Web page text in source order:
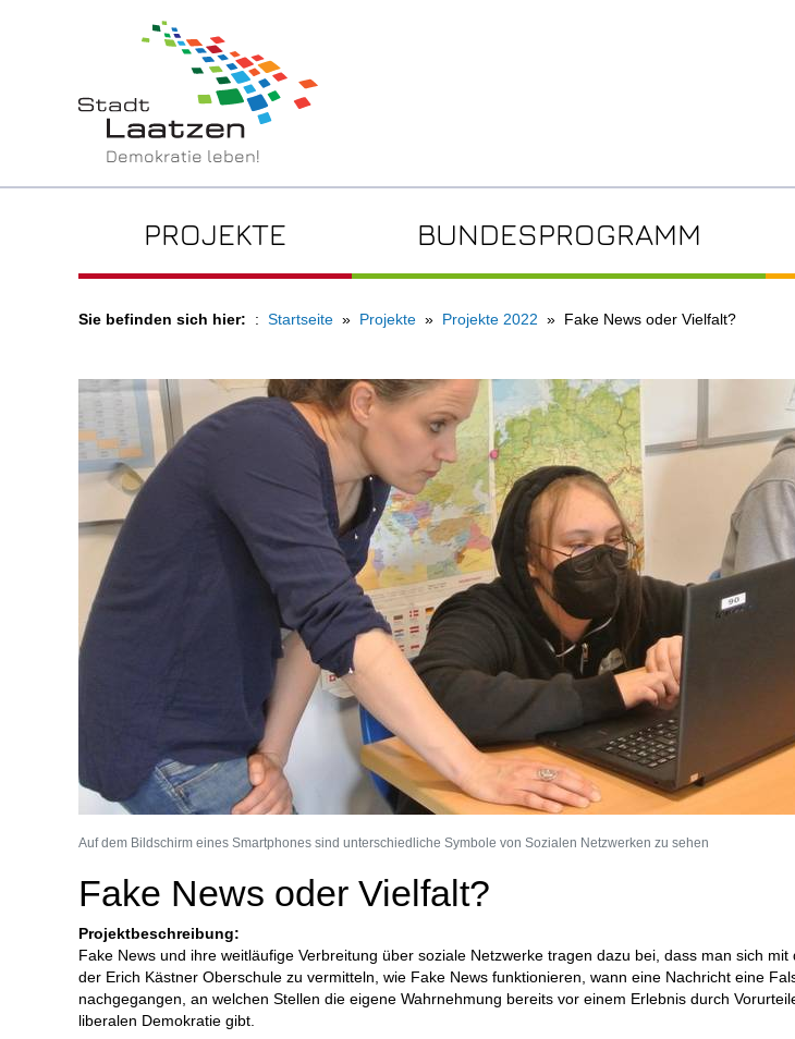
Demokratie leben!
PROJEKTE BUNDESPROGRAMM
Sie befinden sich hier: Startseite Projekte Projekte 2022 Fake News oder Vielfalt?
Auf dem Bildschirm eines Smartphones sind unterschiedliche Symbole von Sozialen Netzwerken zu sehen
Fake News oder Vielfalt?
Projektbeschreibung:
Fake News und ihre weitläufige Verbreitung über soziale Netzwerke tragen dazu bei, dass man sich
der Erich Kästner Oberschule zu vermitteln, wie Fake News funktionieren, wann eine Nachricht eine
nachgegangen, an welchen Stellen die eigene Wahrnehmung bereits vor einem Erlebnis durch
liberalen Demokratie gibt.